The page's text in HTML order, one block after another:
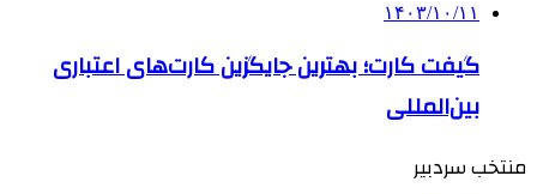
۱۴۰۳/۱۰/۱۱
گیفت کارت؛ بهترین جایگزین کارت‌های اعتباری
بین‌المللی
منتخب سردبیر